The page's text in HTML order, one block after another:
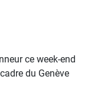
ce week-end
du Genève